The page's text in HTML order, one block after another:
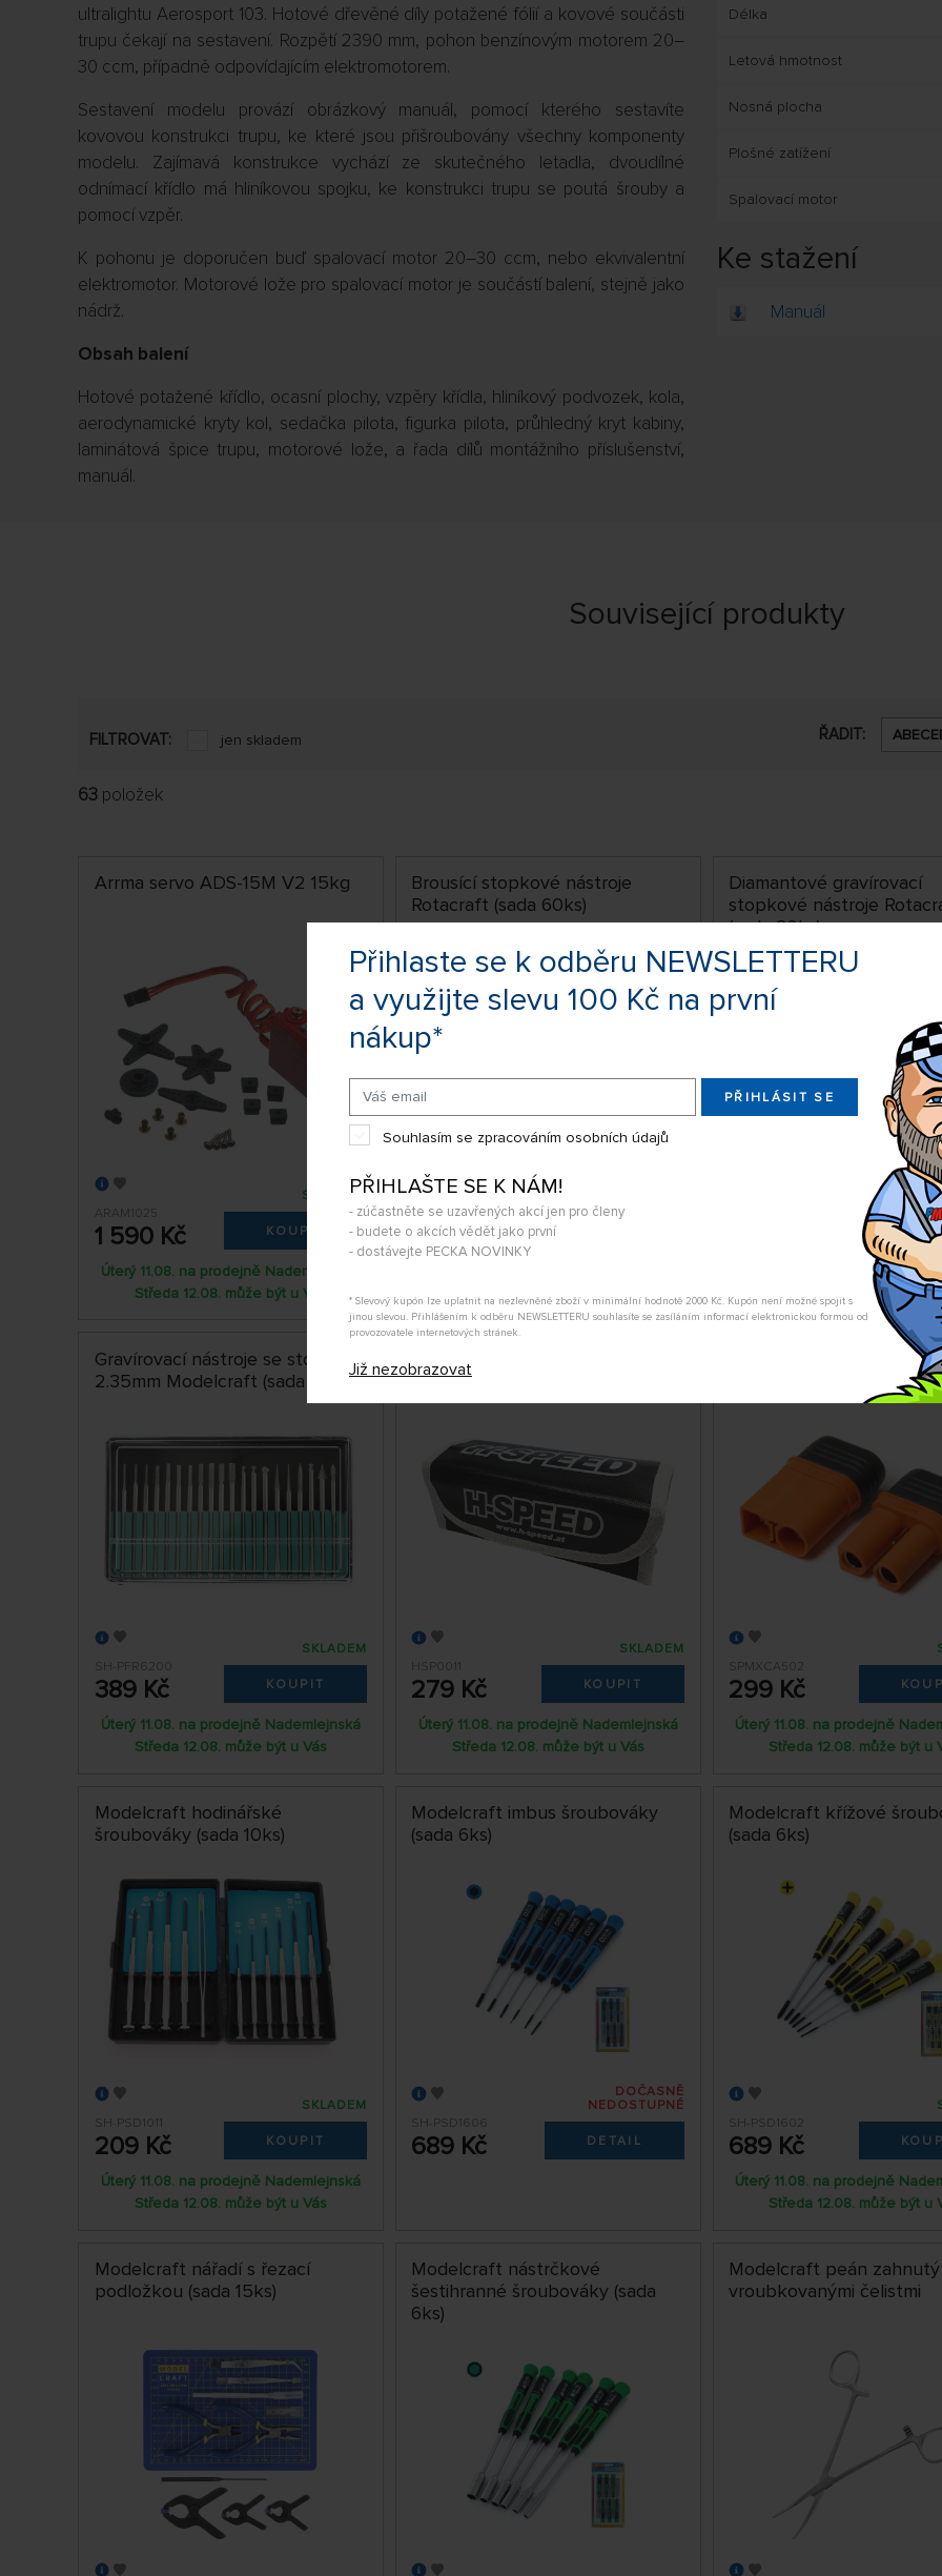
Přihlaste se k odběru NEWSLETTERU
a využijte slevu 100 Kč na první
nákup*
PŘIHLÁSIT SE
Souhlasím se zpracováním osobních údajů
PŘIHLAŠTE SE K NÁM!
- zúčastněte se uzavřených akcí jen pro členy
- budete o akcích vědět jako první
- dostávejte PECKA NOVINKY
* Slevový kupón lze uplatnit na nezlevněné zboží v minimální hodnotě 2000 Kč. Kupón není možné spojit s
jinou slevou. Přihlášením k odběru NEWSLETTERU souhlasíte se zasíláním informací elektronickou formou od
provozovatele internetových stránek.
Již nezobrazovat
ultralightu Aerosport 103. Hotové dřevěné díly potažené fólií a kovové součásti
trupu čekají na sestavení. Rozpětí 2390 mm, pohon benzínovým motorem 20–
30 ccm, případně odpovídajícím elektromotorem.
Sestavení modelu provází obrázkový manuál, pomocí kterého sestavíte
kovovou konstrukci trupu, ke které jsou přišroubovány všechny komponenty
modelu. Zajímavá konstrukce vychází ze skutečného letadla, dvoudílné
odnímací křídlo má hliníkovou spojku, ke konstrukci trupu se poutá šrouby a
pomocí vzpěr.
K pohonu je doporučen buď spalovací motor 20–30 ccm, nebo ekvivalentní
elektromotor. Motorové lože pro spalovací motor je součástí balení, stejně jako
nádrž.
Obsah balení
Hotové potažené křídlo, ocasní plochy, vzpěry křídla, hliníkový podvozek, kola,
aerodynamické kryty kol, sedačka pilota, figurka pilota, průhledný kryt kabiny,
laminátová špice trupu, motorové lože, a řada dílů montážního příslušenství,
manuál.
Délka
Letová hmotnost
Nosná plocha
Plošné zatížení
Spalovací motor
Ke stažení
Manuál
Související produkty
FILTROVAT: jen skladem ŘADIT:
63 položek
Arrma servo ADS-15M V2 15kg
ARAM1025
1 590 Kč
SKLADEM
KOUPIT
Úterý 11.08. na prodejně Nademlejnská
Středa 12.08. může být u Vás
Brousící stopkové nástroje
Rotacraft (sada 60ks)
SH-RC9005
459 Kč
Středa 12.08. může být u Vás
Diamantové gravírovací
stopkové nástroje
(sada 30ks)
Úterý 11.08. na prodejně
Středa 12.08. může být u
Gravírovací nástroje se stopkou
2.35mm Modelcraft (sada 20ks)
SH-PFR6200
389 Kč
SKLADEM
KOUPIT
Úterý 11.08. na prodejně Nademlejnská
Středa 12.08. může být u Vás
H-Speed ochranný obal na
baterie, r. 185×75×60 mm
HSP0011
279 Kč
SKLADEM
KOUPIT
Úterý 11.08. na prodejně Nademlejnská
Středa 12.08. může být u Vás
Konektor Spektrum IC5
SPMXCA502
299 Kč
Úterý 11.08. na prodejně
Středa 12.08. může být u
Modelcraft hodinářské
šroubováky (sada 10ks)
SH-PSD1011
209 Kč
SKLADEM
KOUPIT
Úterý 11.08. na prodejně Nademlejnská
Středa 12.08. může být u Vás
Modelcraft imbus šroubováky
(sada 6ks)
SH-PSD1606
689 Kč
DOČASNĚ
NEDOSTUPNÉ
DETAIL
Modelcraft křížové
(sada 6ks)
SH-PSD1602
689 Kč
Úterý 11.08. na prodejně
Středa 12.08. může být u
Modelcraft nářadí s řezací
podložkou (sada 15ks)
Modelcraft nástrčkové
šestihranné šroubováky (sada
6ks)
Modelcraft peán
vroubkovanými čelistmi